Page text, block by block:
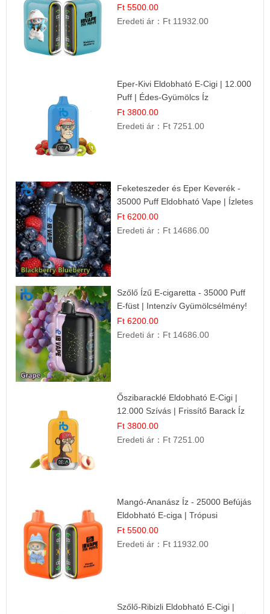
Ft 5500.00
Eredeti ár： Ft 11932.00
Eper-Kivi Eldobható E-Cigi | 12.000
Puff | Édes-Gyümölcs Íz
Ft 3800.00
Eredeti ár： Ft 7251.00
Feketeszeder és Eper Keverék -
35000 Puff Eldobható Vape | Ízletes
Gyümölcsökombináció!
Ft 6200.00
Eredeti ár： Ft 14686.00
Szőlő Ízű E-cigaretta - 35000 Puff
E-füst | Intenzív Gyümölcsélmény!
Ft 6200.00
Eredeti ár： Ft 14686.00
Őszibaracklé Eldobható E-Cigi |
12.000 Szívás | Frissítő Barack Íz
Ft 3800.00
Eredeti ár： Ft 7251.00
Mangó-Ananász Íz - 25000 Befújás
Eldobható E-ciga | Trópusi
Gyümölcs Élmény!
Ft 5500.00
Eredeti ár： Ft 11932.00
Szőlő-Ribizli Eldobható E-Cigi |